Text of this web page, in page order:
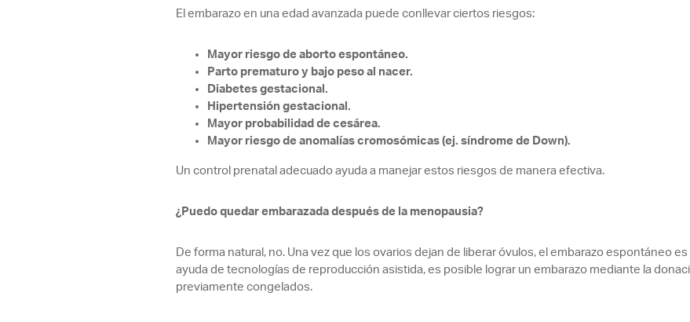
El embarazo en una edad avanzada puede conllevar ciertos riesgos:
Mayor riesgo de aborto espontáneo.
Parto prematuro y bajo peso al nacer.
Diabetes gestacional.
Hipertensión gestacional.
Mayor probabilidad de cesárea.
Mayor riesgo de anomalías cromosómicas (ej. síndrome de Down).
Un control prenatal adecuado ayuda a manejar estos riesgos de manera efectiva.
¿Puedo quedar embarazada después de la menopausia?
De forma natural, no. Una vez que los ovarios dejan de liberar óvulos, el embarazo espontáneo
ayuda de tecnologías de reproducción asistida, es posible lograr un embarazo mediante la
previamente congelados.